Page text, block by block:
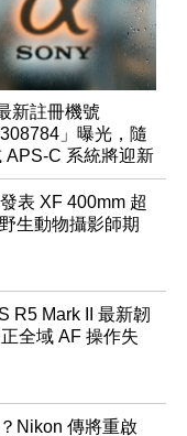
新註冊機號
」曝光，隨
APS-C 系統將迎新
表 XF 400mm 超
生動物攝影師期
R5 Mark II 最新韌
全域 AF 操作失
Nikon 傳將重啟